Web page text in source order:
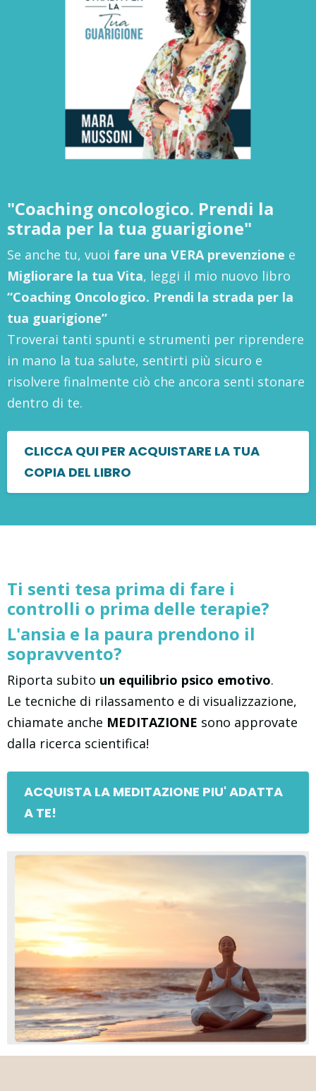
"Coaching oncologico. Prendi la
strada per la tua guarigione"
Se anche tu, vuoi fare una VERA prevenzione e
Migliorare la tua Vita, leggi il mio nuovo libro
“Coaching Oncologico. Prendi la strada per la
tua guarigione”
Troverai tanti spunti e strumenti per riprendere
in mano la tua salute, sentirti più sicuro e
risolvere finalmente ciò che ancora senti stonare
dentro di te.
CLICCA QUI PER ACQUISTARE LA TUA
COPIA DEL LIBRO
Ti senti tesa prima di fare i
controlli o prima delle terapie?
L'ansia e la paura prendono il
sopravvento?
Riporta subito un equilibrio psico emotivo.
Le tecniche di rilassamento e di visualizzazione,
chiamate anche MEDITAZIONE sono approvate
dalla ricerca scientifica!
ACQUISTA LA MEDITAZIONE PIU' ADATTA
A TE!